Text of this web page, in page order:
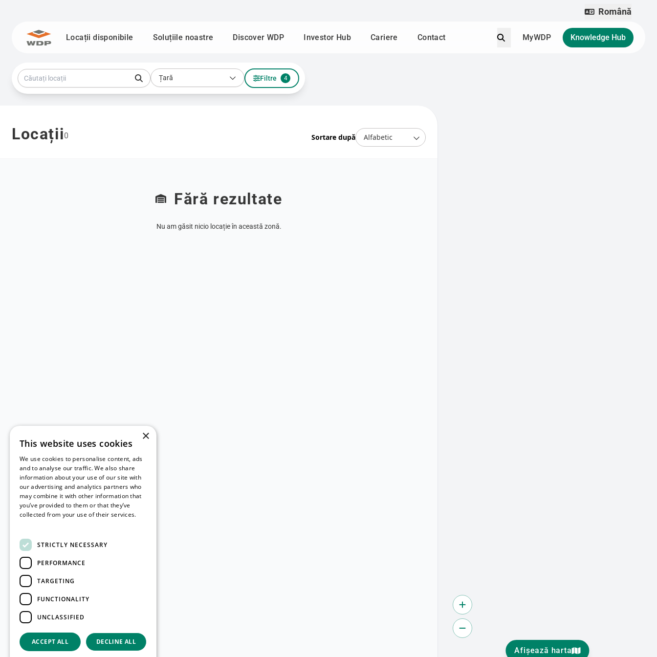
Sari la conținutLocații disponibile Soluțiile noastre Discover WDP Investor Hub Cariere Contact Căutare
MyWDP Knowledge Hub
Română
Căutați locații
ȚarăȚară Filtre 4
Locații0 Sortare după
Fără rezultate
Nu am găsit nicio locație în această zonă.
Afișează harta
×
This website uses cookies
We use cookies to personalise content, ads
and to analyse our traffic. We also share
information about your use of our site with
our advertising and analytics partners who
may combine it with other information that
you’ve provided to them or that they’ve
collected from your use of their services.
STRICTLY NECESSARY
PERFORMANCE
TARGETING
FUNCTIONALITY
UNCLASSIFIED
ACCEPT ALL DECLINE ALL